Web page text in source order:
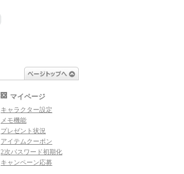
マイページ
キャラクター設定
メモ機能
プレゼント状況
アイテムクーポン
2次パスワード初期化
キャンペーン応募